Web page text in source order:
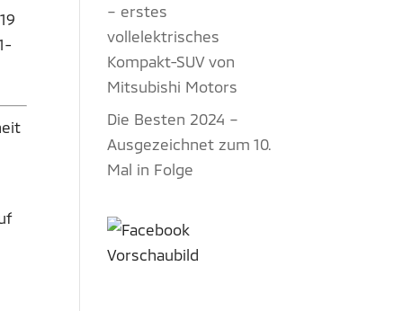
– erstes
vollelektrisches
Kompakt-SUV von
Mitsubishi Motors
Die Besten 2024 –
Ausgezeichnet zum 10.
Mal in Folge